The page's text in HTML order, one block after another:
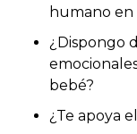
humano en
¿Dispongo
bebé?
¿Te apoya